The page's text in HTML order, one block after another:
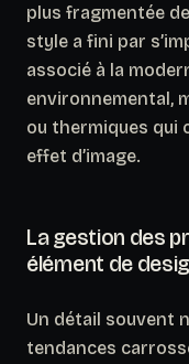
plus fragmentée
style a fini par
associé à la
environnemental,
ou thermiques qui
effet d’image.
La gestion des
élément de
Un détail souvent
tendances